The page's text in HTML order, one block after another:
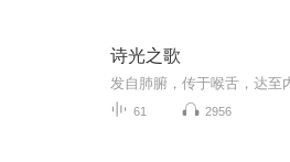
诗光之歌
61 2956